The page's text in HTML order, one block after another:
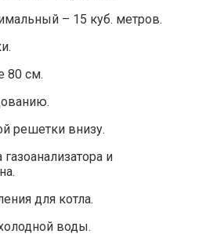
– 15 куб. метров.
80 см.
решетки внизу.
газоанализатора и
для котла.
воды.